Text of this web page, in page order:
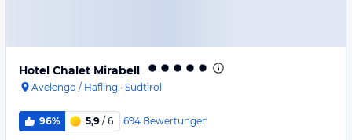
Hotel Chalet Mirabell
Avelengo / Hafling · Südtirol
96% 5,9 / 6 694 Bewertungen